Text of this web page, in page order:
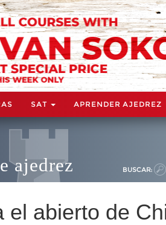
SAT APRENDER AJEDREZ
ajedrez BUSCAR:
el abierto de